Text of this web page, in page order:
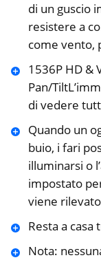
di un guscio
resistere a
come vento,
1536P HD &
Pan/
di vedere
Quando un
buio, i fari
illuminarsi o
impostato
viene
Resta a
Nota: